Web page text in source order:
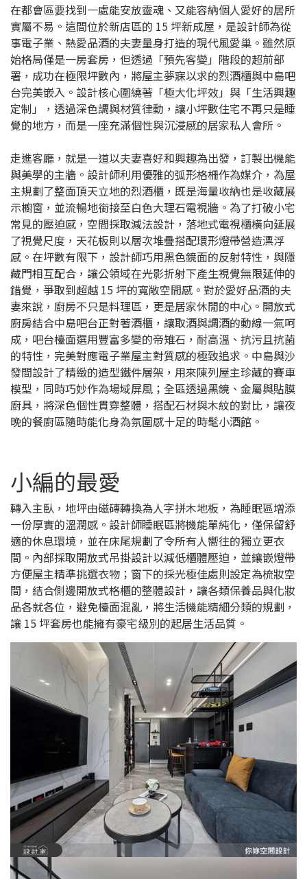
在都會區要找到一處能安放靈魂、又能容納個人愛好的居所
實屬不易。這間位於新店區的 15 坪新成屋，是設計師為從
事電子業、熱愛品酒的夫妻量身打造的現代風愛巢。雖然原
始格局僅是一房套房，但透過「預先客變」階段的超前部
署，成功在極限坪數內，將屋主夢寐以求的烈酒櫃與中島吧
台完美嵌入。設計核心圍繞著「極大化坪效」與「生活興趣
定制」，透過深色調與材質律動，讓小坪數住宅不再只是睡
覺的地方，而是一座充滿個性與沉浸感的居家私人會所。
走進客廳，就是一道以夫妻喜好和興趣為出發，訂製出機能
與美學的主牆。設計師利用優雅的弧形格柵作為媒介，為屋
主規劃了整面頂天立地的烈酒櫃，既是海量收納也是收藏展
示櫥窗，並流暢地銜接至白色大理石電視牆。為了打破小宅
常見的壓迫感，空間採取減法設計，落地式電視櫃橫向延展
了視覺尺度，天花板則以層次堆疊搭配環形燈帶營造漂浮
感。在坪數有限下，設計師巧用黑色鏡面的反射特性，與隱
藏門相互配合，讓公領域在光影折射下產生視覺無限延伸的
錯覺，爭取到超越 15 坪的寬敞空間感。對於愛好品酒的夫
妻來說，廚房不只是料理區，更是居家休閒的中心。開放式
廚房結合中島吧台正對著酒櫃，讓取酒與調酒的動線一氣呵
成，吧台檯面選用豐富多變的帝雉石，耐高溫、抗污且抗菌
的特性，完美對應電子業屋主對質感的極致追求。中島與沙
發間設計了精緻的造型鐵件層架，用來陳列屋主珍藏的賽車
模型，同時巧妙作為場域屏風；全區透過黑鏡、金屬與貼膜
廚具，將深色個性貫穿整體，搭配石材與木紋的對比，讓夜
晚的餐廚區隨時能化身為氛圍感十足的時髦小酒館。
小編的最愛
轉入主臥，地坪由磁磚轉換為人字拼木地板，為睡眠區增添
一份厚實的溫潤感。設計師睡眠區將機能單純化，僅保留舒
適的休息環境，並在床尾規劃了令所有人嚮往的獨立更衣
間。內部採取開放式吊掛設計以減低櫃體壓迫，並鑲嵌燈帶
方便屋主精準挑選衣物；窗下的採光極佳處則設定為梳妝空
間，結合側邊開放式格櫃的整體設計，讓各類保養品與化妝
品各就各位，避免檯面混亂，將生活機能精細分類的規劃，
讓 15 坪套房也能擁有豪宅級別的起居生活品質。